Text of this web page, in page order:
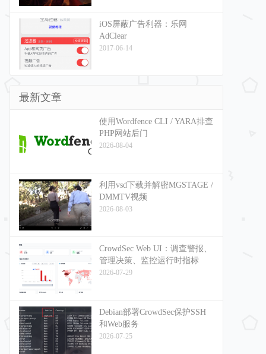
iOS屏蔽广告利器：乐网
AdClear
2017-06-14
最新文章
使用Wordfence CLI / YARA排查
PHP网站后门
2026-08-04
利用vsd下载并解密MGSTAGE /
DMMTV视频
2026-08-03
CrowdSec Web UI：调查警报、
管理决策、监控运行时指标
2026-07-29
Debian部署CrowdSec保护SSH
和Web服务
2026-07-25